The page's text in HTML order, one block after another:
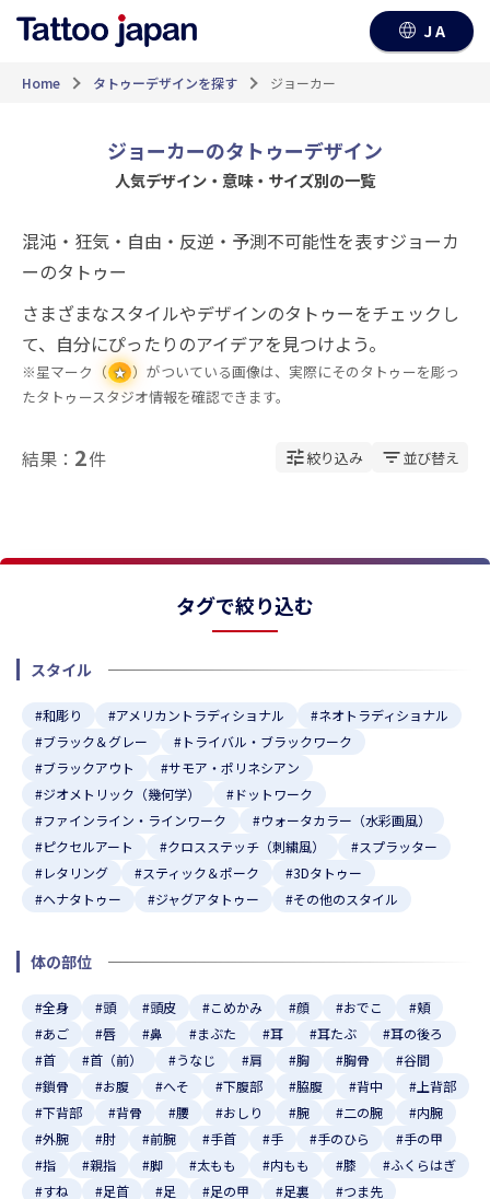
JA
Home タトゥーデザインを探す ジョーカー
ジョーカーのタトゥーデザイン
人気デザイン・意味・サイズ別の一覧
混沌・狂気・自由・反逆・予測不可能性を表すジョーカ
ーのタトゥー
さまざまなスタイルやデザインのタトゥーをチェックし
て、自分にぴったりのアイデアを見つけよう。
※星マーク（ ★ ）がついている画像は、実際にそのタトゥーを彫っ
たタトゥースタジオ情報を確認できます。
結果： 2件 絞り込み 並び替え
タグで絞り込む
スタイル
#和彫り #アメリカントラディショナル
#ネオトラディショナル
#ブラック＆グレー
#トライバル・ブラックワーク
#ブラックアウト
#サモア・ポリネシアン
#ジオメトリック（幾何学）
#ドットワーク
#ファインライン・ラインワーク
#ウォータカラー（水彩画風）
#ピクセルアート
#クロスステッチ（刺繍風）
#スプラッター
#レタリング
#スティック＆ポーク
#3Dタトゥー
#ヘナタトゥー
#ジャグアタトゥー #その他のスタイル
体の部位
#全身 #頭 #頭皮 #こめかみ #顔 #おでこ
#頬
#あご
#唇 #鼻 #まぶた #耳 #耳たぶ
#耳の後ろ
#首
#首（前） #うなじ #肩 #胸 #胸骨
#谷間
#鎖骨
#お腹 #へそ #下腹部 #脇腹 #背中
#上背部
#下背部
#背骨 #腰 #おしり #腕 #二の腕
#内腕
#外腕
#肘 #前腕 #手首 #手 #手のひら
#手の甲
#指
#親指 #脚 #太もも #内もも #膝
#ふくらはぎ
#すね
#足首 #足 #足の甲 #足裏 #つま先